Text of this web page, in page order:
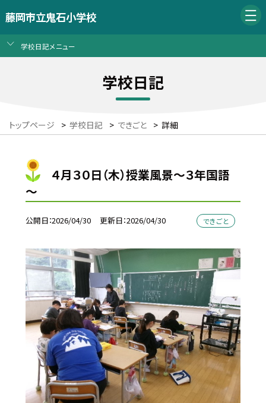
藤岡市立鬼石小学校
学校日記メニュー
学校日記
トップページ > 学校日記 > できごと > 詳細
４月３０日（木）授業風景～３年国語
～
公開日 2026/04/30 更新日 2026/04/30 できごと